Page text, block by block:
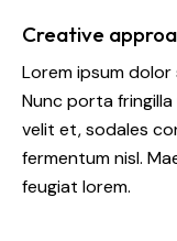
Creative
Lorem ipsum
Nunc porta
velit et, sodales
fermentum nisl.
feugiat lorem.